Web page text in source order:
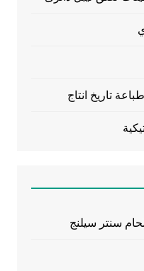
تاريخ انتاج
سنتر سيلنج